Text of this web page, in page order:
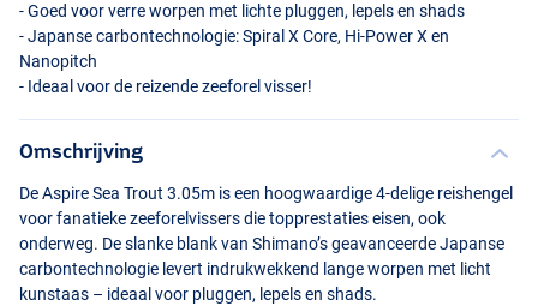
- Goed voor verre worpen met lichte pluggen, lepels en shads
- Japanse carbontechnologie: Spiral X Core, Hi-Power X en
Nanopitch
- Ideaal voor de reizende zeeforel visser!
Omschrijving
De Aspire Sea Trout 3.05m is een hoogwaardige 4-delige reishengel
voor fanatieke zeeforelvissers die topprestaties eisen, ook
onderweg. De slanke blank van Shimano’s geavanceerde Japanse
carbontechnologie levert indrukwekkend lange worpen met licht
kunstaas – ideaal voor pluggen, lepels en shads.